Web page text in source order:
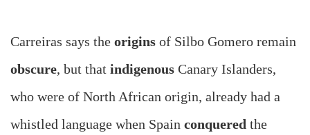
Carreiras says the origins of Silbo Gomero remain
obscure, but that indigenous Canary Islanders,
who were of North African origin, already had a
whistled language when Spain conquered the